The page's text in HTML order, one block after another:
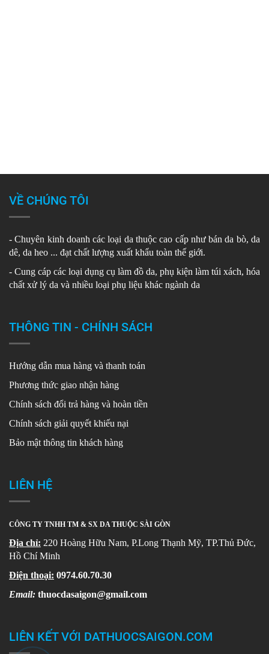
VỀ CHÚNG TÔI
- Chuyên kinh doanh các loại da thuộc cao cấp như bán da bò, da
dê, da heo ... đạt chất lượng xuất khẩu toàn thế giới.
- Cung cáp các loại dụng cụ làm đồ da, phụ kiện làm túi xách, hóa
chất xử lý da và nhiều loại phụ liệu khác ngành da
THÔNG TIN - CHÍNH SÁCH
Hướng dẫn mua hàng và thanh toán
Phương thức giao nhận hàng
Chính sách đổi trả hàng và hoàn tiền
Chính sách giải quyết khiếu nại
Bảo mật thông tin khách hàng
LIÊN HỆ
CÔNG TY TNHH TM & SX DA THUỘC SÀI GÒN
Địa chỉ: 220 Hoàng Hữu Nam, P.Long Thạnh Mỹ, TP.Thủ Đức,
Hồ Chí Minh
Điện thoại: 0974.60.70.30
Email: thuocdasaigon@gmail.com
LIÊN KẾT VỚI DATHUOCSAIGON.COM